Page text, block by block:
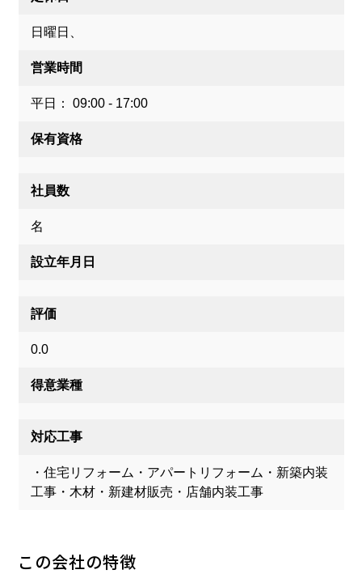
日曜日、
営業時間
平日： 09:00 - 17:00
保有資格
社員数
名
設立年月日
評価
0.0
得意業種
対応工事
・住宅リフォーム・アパートリフォーム・新築内装
工事・木材・新建材販売・店舗内装工事
この会社の特徴